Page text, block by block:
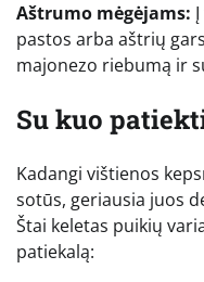
Aštrumo mėgėjams:
pastos arba aštrių
majonezo riebumą ir
Su kuo
Kadangi vištienos
sotūs, geriausia juos
Štai keletas puikių
patiekalą: